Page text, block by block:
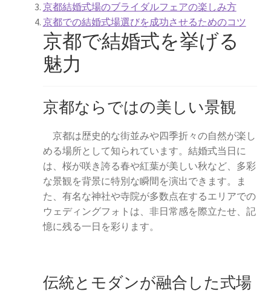
京都ウエディング
京都前撮り
ガーデンウエディングの費用徹底比較！選ばれる魅力と
成功の秘訣
結婚式場に設置したいウェルカムグッズ
京都ウェディングで参考にしたいこと
ウエディングの相談会に参加
結婚式場選びの失敗談から学ぶ成功のコツ
京都結婚式場のブライダルフェアの楽しみ方
京都での結婚式場選びを成功させるためのコツ
京都で結婚式を挙げる
魅力
京都ならではの美しい景観
京都は歴史的な街並みや四季折々の自然が楽し
める場所として知られています。結婚式当日に
は、桜が咲き誇る春や紅葉が美しい秋など、多彩
な景観を背景に特別な瞬間を演出できます。ま
た、有名な神社や寺院が多数点在するエリアでの
ウェディングフォトは、非日常感を際立たせ、記
憶に残る一日を彩ります。
伝統とモダンが融合した式場